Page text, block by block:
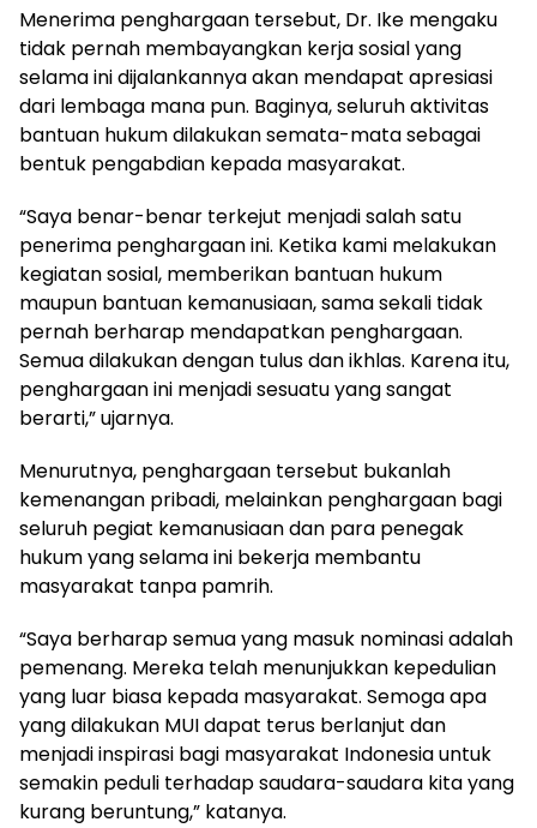
Menerima penghargaan tersebut, Dr. Ike mengaku
tidak pernah membayangkan kerja sosial yang
selama ini dijalankannya akan mendapat apresiasi
dari lembaga mana pun. Baginya, seluruh aktivitas
bantuan hukum dilakukan semata-mata sebagai
bentuk pengabdian kepada masyarakat.
“Saya benar-benar terkejut menjadi salah satu
penerima penghargaan ini. Ketika kami melakukan
kegiatan sosial, memberikan bantuan hukum
maupun bantuan kemanusiaan, sama sekali tidak
pernah berharap mendapatkan penghargaan.
Semua dilakukan dengan tulus dan ikhlas. Karena itu,
penghargaan ini menjadi sesuatu yang sangat
berarti,” ujarnya.
Menurutnya, penghargaan tersebut bukanlah
kemenangan pribadi, melainkan penghargaan bagi
seluruh pegiat kemanusiaan dan para penegak
hukum yang selama ini bekerja membantu
masyarakat tanpa pamrih.
“Saya berharap semua yang masuk nominasi adalah
pemenang. Mereka telah menunjukkan kepedulian
yang luar biasa kepada masyarakat. Semoga apa
yang dilakukan MUI dapat terus berlanjut dan
menjadi inspirasi bagi masyarakat Indonesia untuk
semakin peduli terhadap saudara-saudara kita yang
kurang beruntung,” katanya.